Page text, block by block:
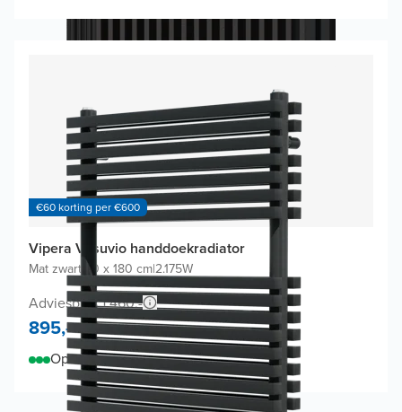
€60 korting per €600
Vipera Vesuvio handdoekradiator
Mat zwart 60 x 180 cm|2.175W
Adviesprijs 1.460,-
895,-
Op voorraad